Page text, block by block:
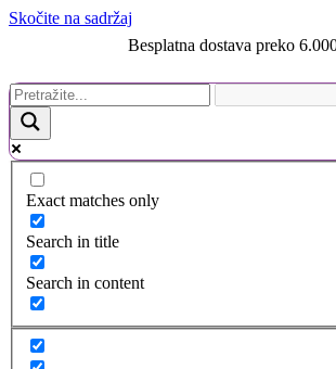
Skočite na sadržaj
Besplatna dostava preko 6.000rsd
Exact matches only
Search in title
Search in content